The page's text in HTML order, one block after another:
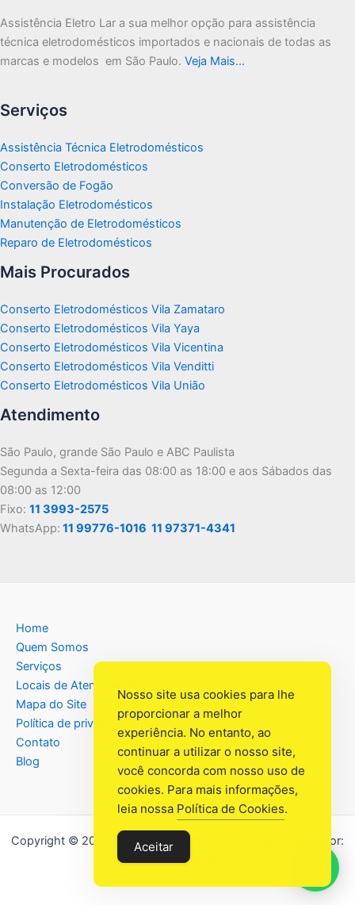
Assistência Eletro Lar a sua melhor opção para assistência
técnica eletrodomésticos importados e nacionais de todas as
marcas e modelos em São Paulo. Veja Mais…
Serviços
Assistência Técnica Eletrodomésticos
Conserto Eletrodomésticos
Conversão de Fogão
Instalação Eletrodomésticos
Manutenção de Eletrodomésticos
Reparo de Eletrodomésticos
Mais Procurados
Conserto Eletrodomésticos Vila Zamataro
Conserto Eletrodomésticos Vila Yaya
Conserto Eletrodomésticos Vila Vicentina
Conserto Eletrodomésticos Vila Venditti
Conserto Eletrodomésticos Vila União
Atendimento
São Paulo, grande São Paulo e ABC Paulista
Segunda a Sexta-feira das 08:00 as 18:00 e aos Sábados das
08:00 as 12:00
Fixo: 11 3993-2575
WhatsApp: 11 99776-1016 11 97371-4341
Home
Quem Somos
Serviços
Locais de Atendimento
Mapa do Site
Política de privacidade
Contato
Blog
Copyright © 2026 Assistência Têcnica Eletro Lar | Criado por:
Industrial Web
Nosso site usa cookies para lhe
proporcionar a melhor
experiência. No entanto, ao
continuar a utilizar o nosso site,
você concorda com nosso uso de
cookies. Para mais informações,
leia nossa Política de Cookies.
Aceitar